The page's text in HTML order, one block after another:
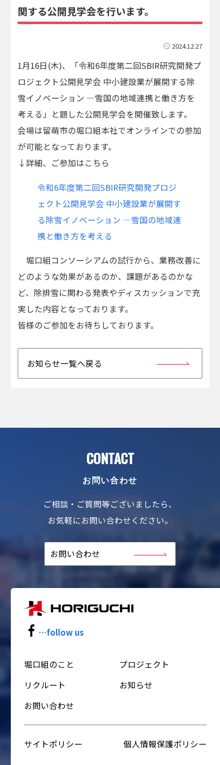
関する公開見学会を行います。
2024.12.27
1月16日(木)、「令和6年度第二回SBIR研究開発プ
ロジェクト公開見学会 中小建設業が展開する除
雪イノベーション ―雪国の地域連携と働き方を
考える」と題した公開見学会を開催致します。
会場は留萌市の堀口組本社でオンラインでの参加
が可能となっております。
↓詳細、ご参加はこちら
令和6年度第二回SBIR研究開発プロジ
ェクト公開見学会 中小建設業が展開す
る除雪イノベーション ―雪国の地域連
携と働き方を考える
堀口組コンソーシアムの試行から、業務改善に
どのような効果があるのか、課題があるのかな
ど、除排雪に関わる発表やディスカッションで充
実した内容となっております。
皆様のご参加をお待ちしております。
お知らせ一覧へ戻る
CONTACT
お問い合わせ
ご相談・ご質問等ございましたら、
お気軽にお問い合わせください。
お問い合わせ
…follow us
堀口組のこと
プロジェクト
リクルート
お知らせ
お問い合わせ
サイトポリシー 個人情報保護ポリシー